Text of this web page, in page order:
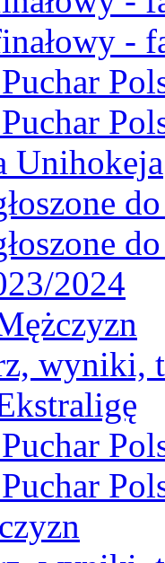
-
Unihokeja
2024
wyniki,